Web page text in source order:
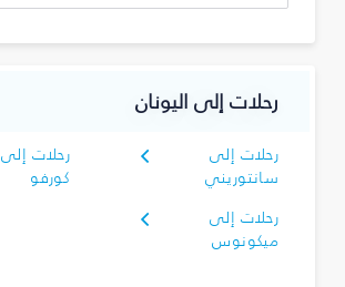
رحلات إلى اليونان
رحلات إلى
سانتوريني
رحلات إلى
كورفو
رحلات إلى
ميكونوس